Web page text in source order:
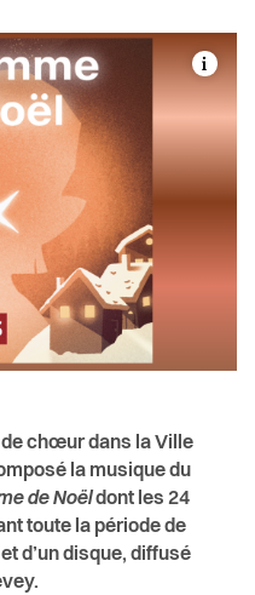
chœur dans la Ville
la musique du
de Noëldont les 24
toute la période de
d’un disque, diffusé